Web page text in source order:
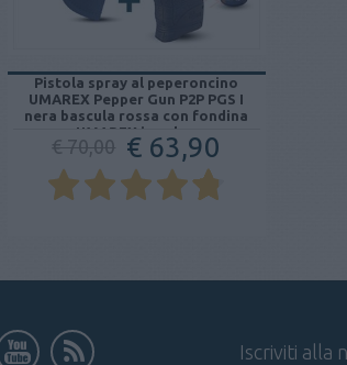
Pistola spray al peperoncino
UMAREX Pepper Gun P2P PGS I
nera bascula rossa con fondina
UMAREX in nylon
€ 70,00 € 63,90
Iscriviti alla